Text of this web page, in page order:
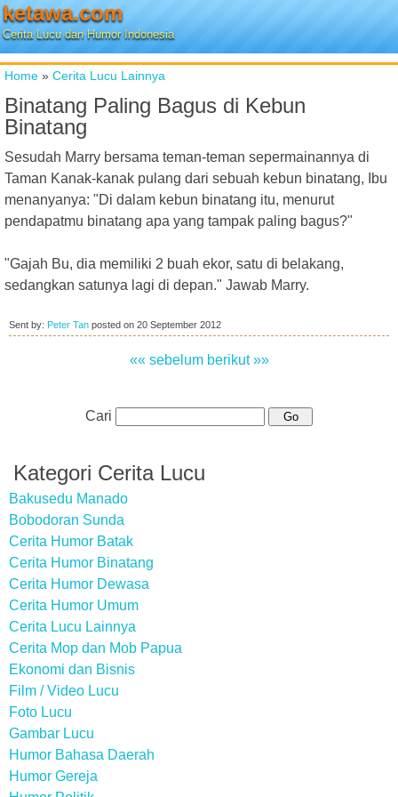
ketawa.com
Cerita Lucu dan Humor Indonesia
Home » Cerita Lucu Lainnya
Binatang Paling Bagus di Kebun
Binatang
Sesudah Marry bersama teman-teman sepermainannya di
Taman Kanak-kanak pulang dari sebuah kebun binatang, Ibu
menanyanya: "Di dalam kebun binatang itu, menurut
pendapatmu binatang apa yang tampak paling bagus?"
"Gajah Bu, dia memiliki 2 buah ekor, satu di belakang,
sedangkan satunya lagi di depan." Jawab Marry.
Sent by: Peter Tan posted on 20 September 2012
«« sebelum berikut »»
Cari
Kategori Cerita Lucu
Bakusedu Manado
Bobodoran Sunda
Cerita Humor Batak
Cerita Humor Binatang
Cerita Humor Dewasa
Cerita Humor Umum
Cerita Lucu Lainnya
Cerita Mop dan Mob Papua
Ekonomi dan Bisnis
Film / Video Lucu
Foto Lucu
Gambar Lucu
Humor Bahasa Daerah
Humor Gereja